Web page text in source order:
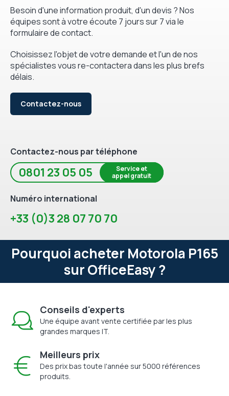
Besoin d'une information produit, d'un devis ? Nos
équipes sont à votre écoute 7 jours sur 7 via le
formulaire de contact.
Choisissez l'objet de votre demande et l'un de nos
spécialistes vous re-contactera dans les plus brefs
délais.
Contactez-nous
Contactez-nous par téléphone
0801 23 05 05
Service et
appel gratuit
Numéro international
+33 (0)3 28 07 70 70
Pourquoi acheter Motorola P165
sur OfficeEasy ?
Conseils d'experts
Une équipe avant vente certifiée par les plus
grandes marques IT.
Meilleurs prix
Des prix bas toute l'année sur 5000 références
produits.